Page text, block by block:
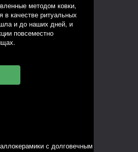
методом ковки,
в качестве ритуальных
и до наших дней, и
повсеместно
с долговечным